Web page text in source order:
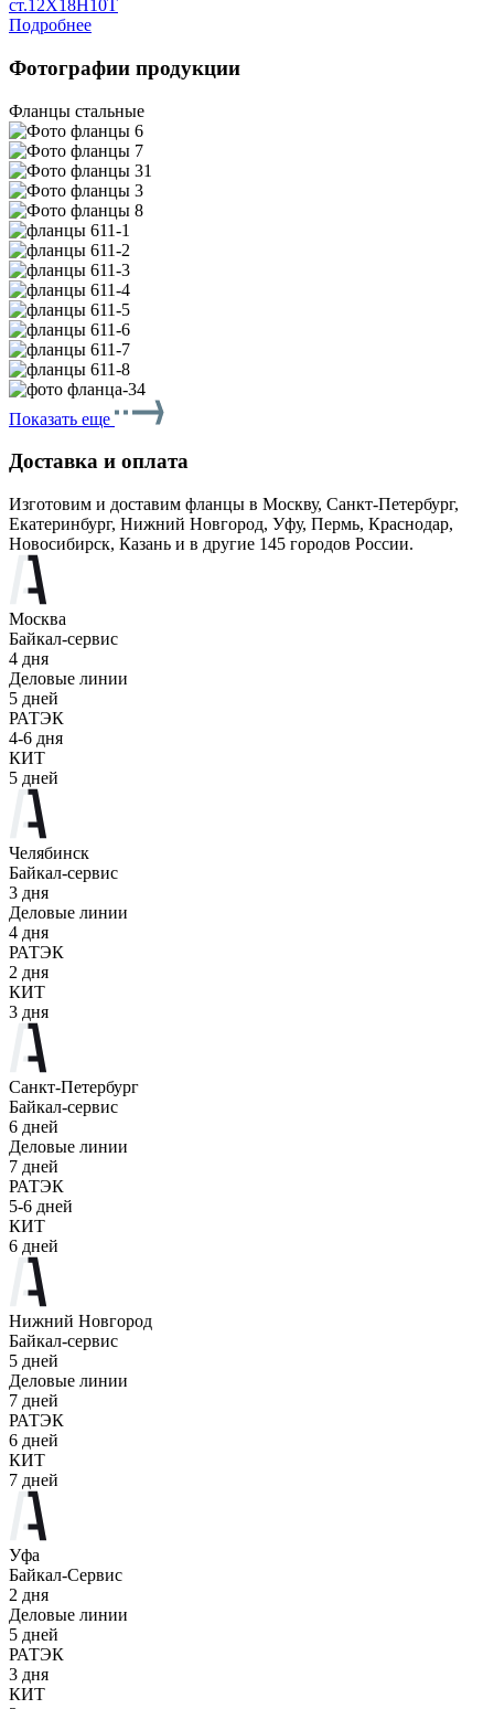
ст.12Х18Н10Т
Подробнее
Фотографии продукции
Фланцы стальные
Показать еще
Доставка и оплата
Изготовим и доставим фланцы в Москву, Санкт-Петербург,
Екатеринбург, Нижний Новгород, Уфу, Пермь, Краснодар,
Новосибирск, Казань и в другие 145 городов России.
Москва
Байкал-сервис
4 дня
Деловые линии
5 дней
РАТЭК
4-6 дня
КИТ
5 дней
Челябинск
Байкал-сервис
3 дня
Деловые линии
4 дня
РАТЭК
2 дня
КИТ
3 дня
Санкт-Петербург
Байкал-сервис
6 дней
Деловые линии
7 дней
РАТЭК
5-6 дней
КИТ
6 дней
Нижний Новгород
Байкал-сервис
5 дней
Деловые линии
7 дней
РАТЭК
6 дней
КИТ
7 дней
Уфа
Байкал-Сервис
2 дня
Деловые линии
5 дней
РАТЭК
3 дня
КИТ